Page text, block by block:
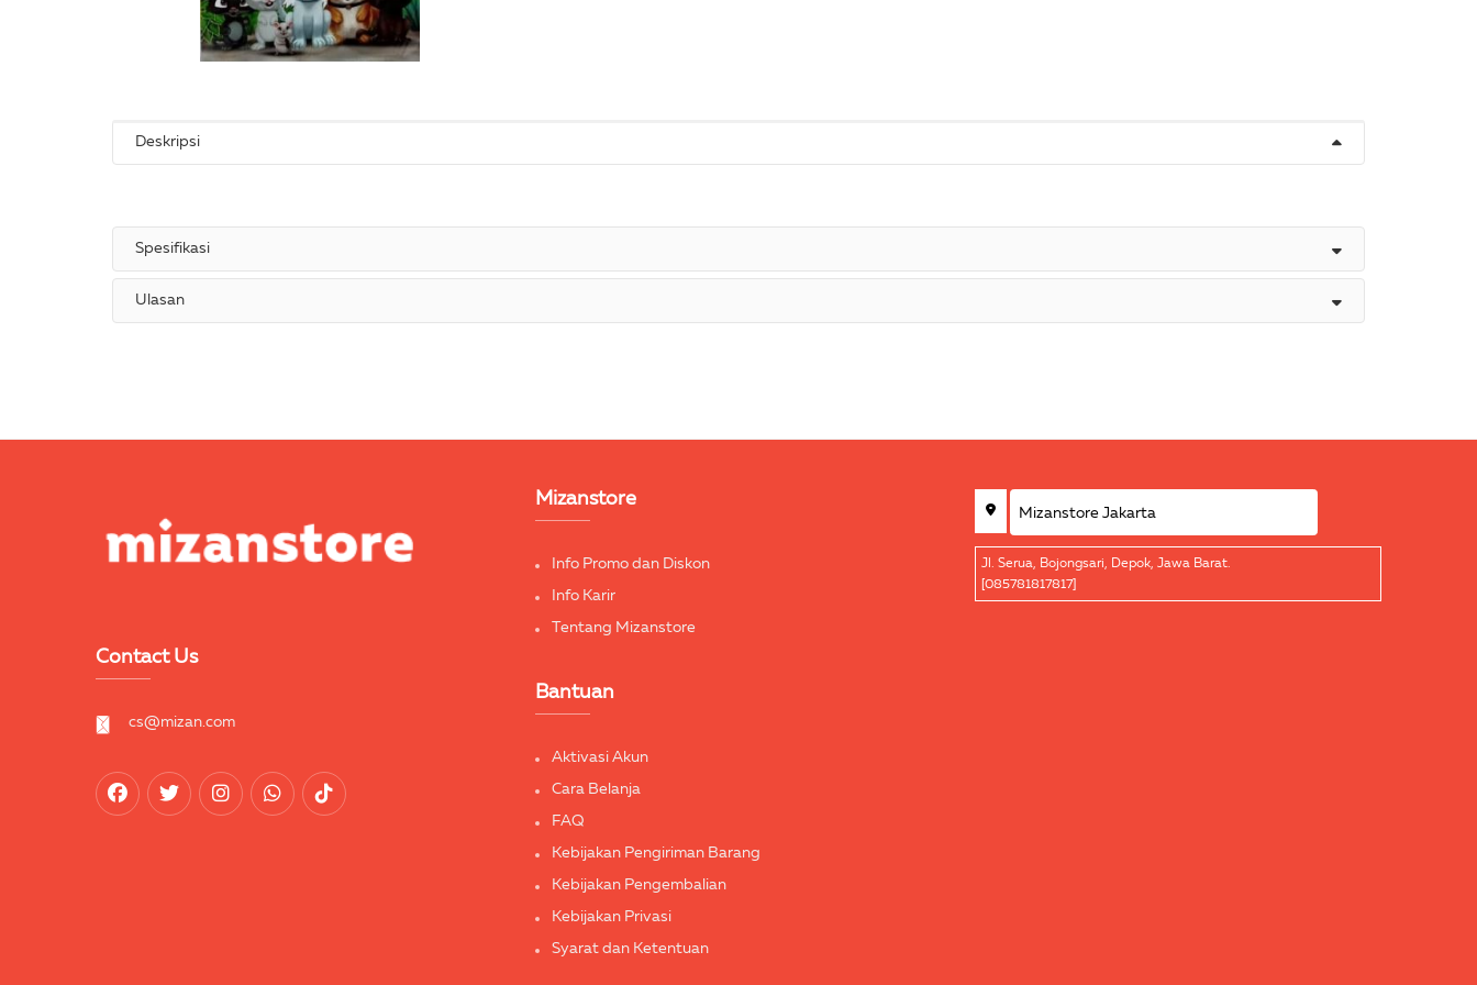
Deskripsi
Spesifikasi
Ulasan
Contact Us
cs@mizan.com
Mizanstore
Info Promo dan Diskon
Info Karir
Tentang Mizanstore
Bantuan
Aktivasi Akun
Cara Belanja
FAQ
Kebijakan Pengiriman Barang
Kebijakan Pengembalian
Kebijakan Privasi
Syarat dan Ketentuan
Jl. Serua, Bojongsari, Depok, Jawa Barat.
[085781817817]